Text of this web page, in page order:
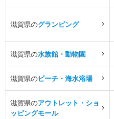
滋賀県のグランピング
滋賀県の水族館・動物園
滋賀県のビーチ・海水浴場
滋賀県のアウトレット・ショ
ッピングモール